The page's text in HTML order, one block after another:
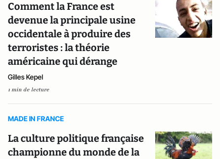
Comment la France est
devenue la principale usine
occidentale à produire des
terroristes : la théorie
américaine qui dérange
Gilles Kepel
1 min de lecture
MADE IN FRANCE
La culture politique française
championne du monde de la